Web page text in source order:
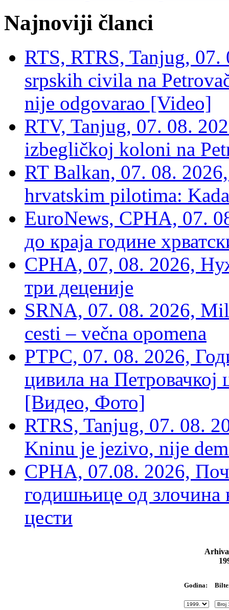
Najnoviji članci
RTS, RTRS, Tanjug,
srpskih civila na
nije odgovarao [Video]
RTV, Tanjug, 07. 08.
izbegličkoj koloni na
RT Balkan, 07. 08.
hrvatskim pilotima:
EuroNews, СРНА, 07.
до краја године
СРНА, 07, 08. 2026,
три деценије
SRNA, 07. 08. 2026,
cesti – večna opomena
РТРС, 07. 08. 2026,
цивила на Петровачкој
[Видео, Фото]
RTRS, Tanjug, 07. 08.
Kninu je jezivo, nije
СРНА, 07.08. 2026,
годишњице од злочина
цести
Godina: